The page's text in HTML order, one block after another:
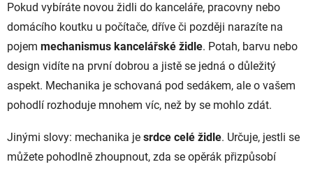
Pokud vybíráte novou židli do kanceláře, pracovny nebo
domácího koutku u počítače, dříve či později narazíte na
pojem mechanismus kancelářské židle. Potah, barvu nebo
design vidíte na první dobrou a jistě se jedná o důležitý
aspekt. Mechanika je schovaná pod sedákem, ale o vašem
pohodlí rozhoduje mnohem víc, než by se mohlo zdát.
Jinými slovy: mechanika je srdce celé židle. Určuje, jestli se
můžete pohodlně zhoupnout, zda se opěrák přizpůsobí